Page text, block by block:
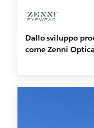
Dallo sviluppo
come Zenni